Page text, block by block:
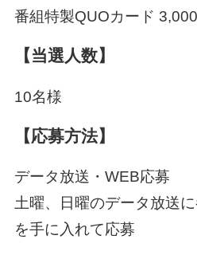
番組特製QUOカード
【当選人数】
10名様
【応募方法】
データ放送・WEB応募
土曜、日曜のデータ放送
を手に入れて応募